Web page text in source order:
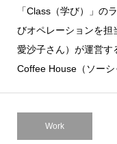
「Class（学び）」の
びオペレーションを担
愛沙子さん）が運営す
Coffee House（ソー
Work